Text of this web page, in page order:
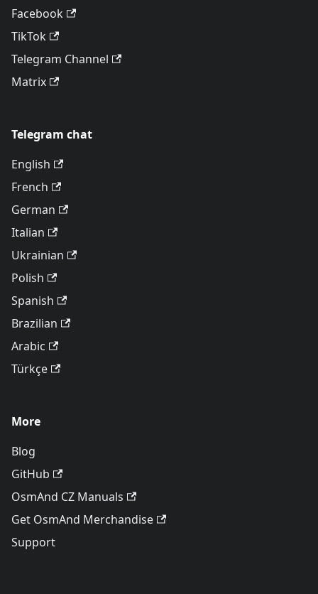
Facebook
TikTok
Telegram Channel
Matrix
Telegram chat
English
French
German
Italian
Ukrainian
Polish
Spanish
Brazilian
Arabic
Türkçe
More
Blog
GitHub
OsmAnd CZ Manuals
Get OsmAnd Merchandise
Support